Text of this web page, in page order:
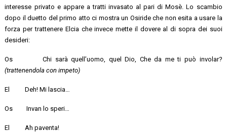
interesse privato e appare a tratti invasato al pari di Mosè. Lo scambio
dopo il duetto del primo atto ci mostra un Osiride che non esita a usare la
forza per trattenere Elcia che invece mette il dovere al di sopra dei suoi
desideri:
Os Chi sarà quell’uomo, quel Dio, Che da me ti può involar?
(trattenendola con impeto)
El Deh! Mi lascia…
Os Invan lo speri…
El Ah paventa!